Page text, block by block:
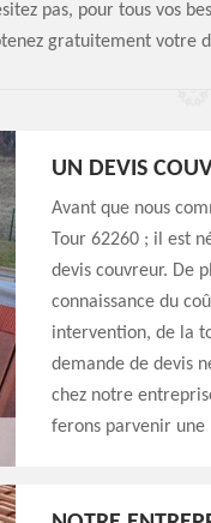
pas, pour tous vos
gratuitement votre
UN DEVIS
Avant que nous
Tour 62260 ; il est
devis couvreur. De
connaissance du
intervention, de la
demande de devis
chez notre
ferons parvenir une